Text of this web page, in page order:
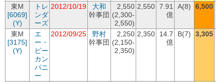
東M
[6069]
(Y)
トレ
ンダ
ーズ
2012/10/19
大和
幹事団
2,550
(2,300-
2,550)
2,550 7.91
億
A(8) 6,500
東M
[3175]
(Y)
エ
ー・
ピー
カン
パニ
ー
2012/09/25
野村
幹事団
2,250
(2,150-
2,350)
2,350
14.7
億
B(7) 3,305